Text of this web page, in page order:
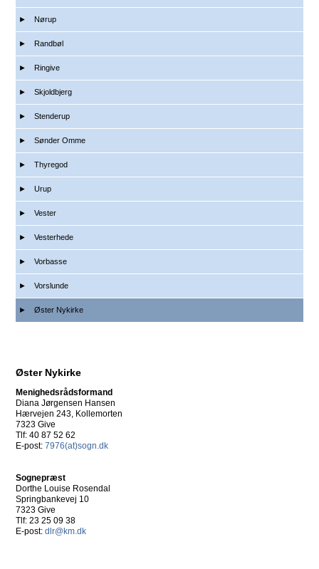
Nørup
Randbøl
Ringive
Skjoldbjerg
Stenderup
Sønder Omme
Thyregod
Urup
Vester
Vesterhede
Vorbasse
Vorslunde
Øster Nykirke
Øster Nykirke
Menighedsrådsformand
Diana Jørgensen Hansen
Hærvejen 243, Kollemorten
7323 Give
Tlf: 40 87 52 62
E-post:7976(at)sogn.dk
Sognepræst
Dorthe Louise Rosendal
Springbankevej 10
7323 Give
Tlf: 23 25 09 38
E-post:dlr@km.dk